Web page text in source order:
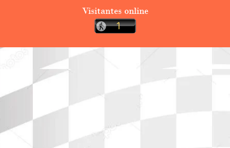
Visitantes online